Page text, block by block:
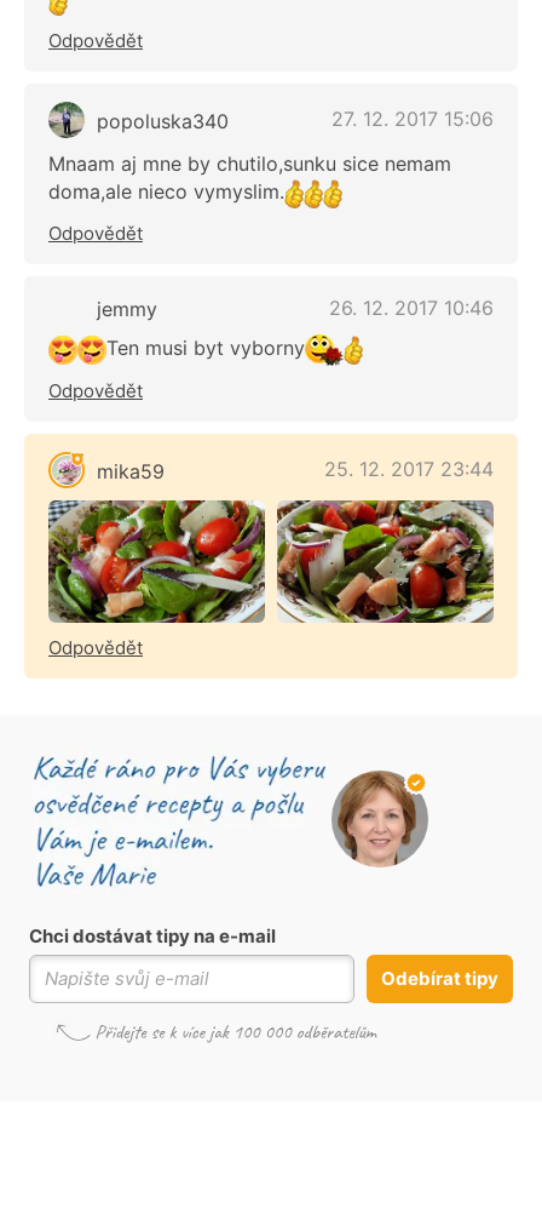
Odpovědět
popoluska340
27. 12. 2017 15:06
Mnaam aj mne by chutilo,sunku sice nemam
doma,ale nieco vymyslim.
Odpovědět
jemmy
26. 12. 2017 10:46
Ten musi byt vyborny
Odpovědět
mika59 25. 12. 2017 23:44
Odpovědět
Chci dostávat tipy na e-mail
Odebírat tipy